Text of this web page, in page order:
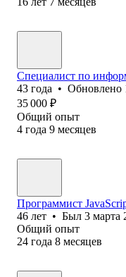
Специалист по
43 года • Обновлено
35 000 ₽
Общий опыт
4 года 9 месяцев
Программист
46 лет • Был 3 марта
Общий опыт
24 года 8 месяцев